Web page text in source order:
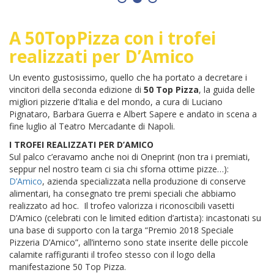
A 50TopPizza con i trofei
realizzati per D’Amico
Un evento gustosissimo, quello che ha portato a decretare i
vincitori della seconda edizione di 50 Top Pizza, la guida delle
migliori pizzerie d’Italia e del mondo, a cura di Luciano
Pignataro, Barbara Guerra e Albert Sapere e andato in scena a
fine luglio al Teatro Mercadante di Napoli.
I TROFEI REALIZZATI PER D’AMICO
Sul palco c’eravamo anche noi di Oneprint (non tra i premiati,
seppur nel nostro team ci sia chi sforna ottime pizze…):
D’Amico, azienda specializzata nella produzione di conserve
alimentari, ha consegnato tre premi speciali che abbiamo
realizzato ad hoc. Il trofeo valorizza i riconoscibili vasetti
D’Amico (celebrati con le limited edition d’artista): incastonati su
una base di supporto con la targa “Premio 2018 Speciale
Pizzeria D’Amico”, all’interno sono state inserite delle piccole
calamite raffiguranti il trofeo stesso con il logo della
manifestazione 50 Top Pizza.